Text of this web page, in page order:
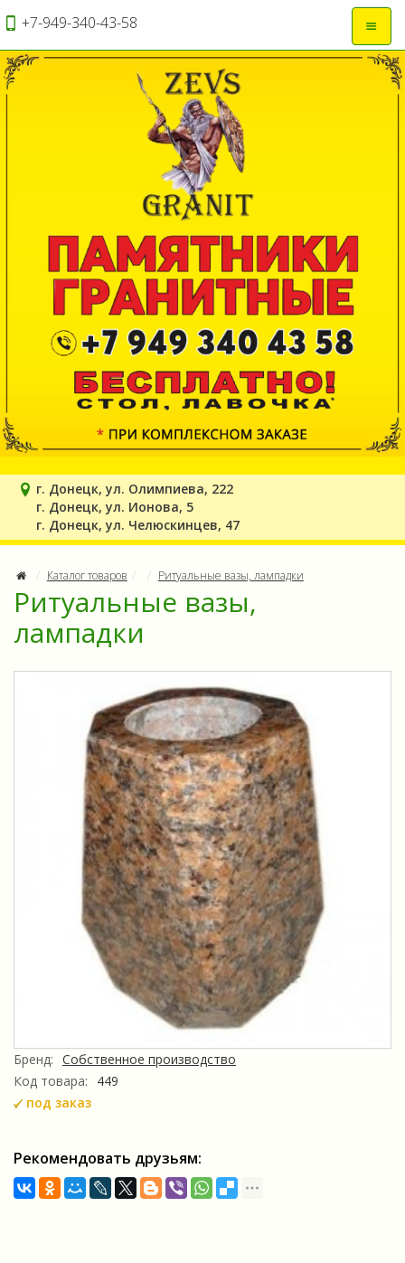
+7-949-340-43-58
г. Донецк, ул. Олимпиева, 222
г. Донецк, ул. Ионова, 5
г. Донецк, ул. Челюскинцев, 47
Каталог товаров Ритуальные вазы, лампадки
Ритуальные вазы,
лампадки
Бренд: Собственное производство
Код товара:
449
под заказ
Рекомендовать друзьям: